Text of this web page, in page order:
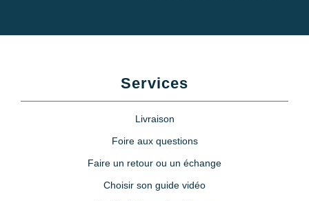
Services
Livraison
Foire aux questions
Faire un retour ou un échange
Choisir son guide vidéo